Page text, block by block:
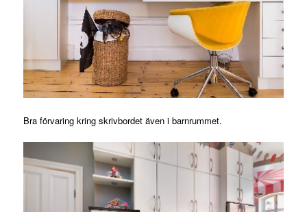
Bra förvaring kring skrivbordet även i barnrummet.